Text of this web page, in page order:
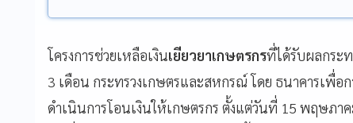
โครงการช่วยเหลือเงินเยียวยาเกษตรกรที่ได้รับผลกระท
3 เดือน กระทรวงเกษตรและสหกรณ์ โดย ธนาคารเพื่
ดำเนินการโอนเงินให้เกษตรกร ตั้งแต่วันที่ 15 พฤษภา